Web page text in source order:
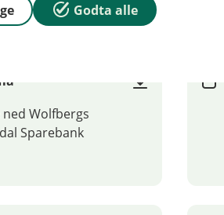
Wolfbergs
Sparebank
Godta alle